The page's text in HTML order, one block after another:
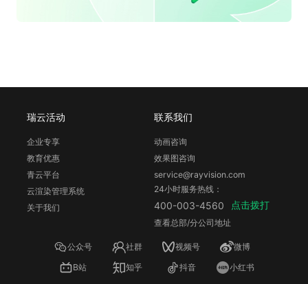
瑞云活动
企业专享
教育优惠
青云平台
云渲染管理系统
关于我们
联系我们
动画咨询
效果图咨询
service@rayvision.com
24小时服务热线：
400-003-4560 点击拨打
查看总部/分公司地址
公众号 社群 视频号
微博
B站
知乎 抖音 小红书